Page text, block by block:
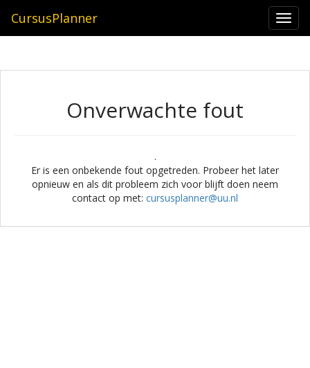
CursusPlanner
Onverwachte fout
.
Er is een onbekende fout opgetreden. Probeer het later
opnieuw en als dit probleem zich voor blijft doen neem
contact op met: cursusplanner@uu.nl